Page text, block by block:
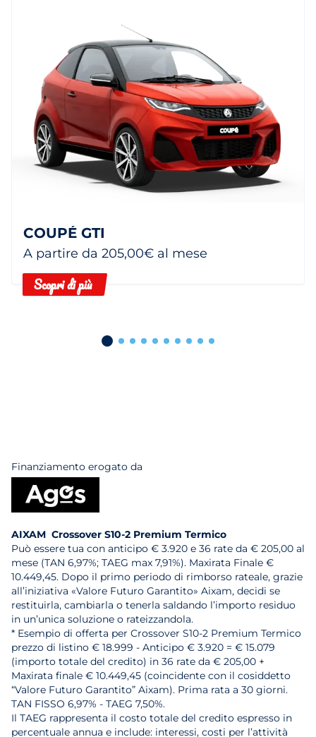
COUPÉ GTI
A partire da 205,00€ al mese
Scopri di più
Finanziamento erogato da
AIXAM Crossover S10-2 Premium Termico
Può essere tua con anticipo € 3.920 e 36 rate da € 205,00 al
mese (TAN 6,97%; TAEG max 7,91%). Maxirata Finale €
10.449,45. Dopo il primo periodo di rimborso rateale, grazie
all’iniziativa «Valore Futuro Garantito» Aixam, decidi se
restituirla, cambiarla o tenerla saldando l’importo residuo
in un’unica soluzione o rateizzandola.
* Esempio di offerta per Crossover S10-2 Premium Termico
prezzo di listino € 18.999 - Anticipo € 3.920 = € 15.079
(importo totale del credito) in 36 rate da € 205,00 +
Maxirata finale € 10.449,45 (coincidente con il cosiddetto
“Valore Futuro Garantito” Aixam). Prima rata a 30 giorni.
TAN FISSO 6,97% - TAEG 7,50%.
Il TAEG rappresenta il costo totale del credito espresso in
percentuale annua e include: interessi, costi per l’attività